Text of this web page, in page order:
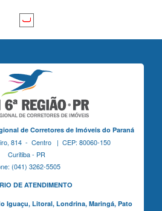
de Corretores de Imóveis do Paraná
814 - Centro | CEP: 80060-150
Curitiba - PR
(041) 3262-5505
DE ATENDIMENTO
Iguaçu,Litoral, Londrina, Maringá, Pato